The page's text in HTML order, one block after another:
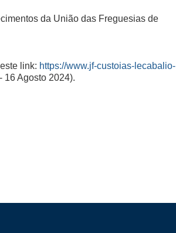
da União das Freguesias de
link: https://www.jf-custoias-lecabalio-
16 Agosto 2024).